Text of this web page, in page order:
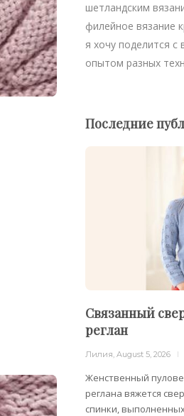
шетландским
филейное вязание
я хочу поделится
опытом разных
Последние
Связанный
реглан
Лилия ,August 5, 2026
Женственный
реглана вяжется
спинки,